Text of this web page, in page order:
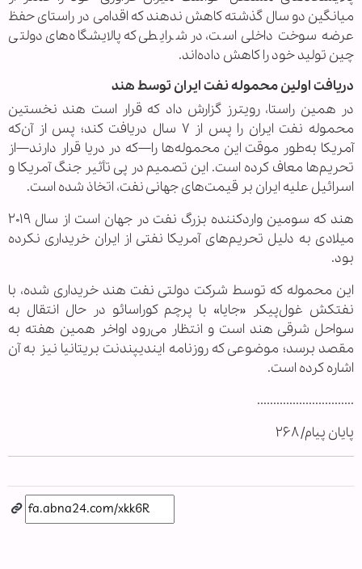
میانگین دو سال گذشته کاهش ندهند که اقدامی در راستای حفظ
عرضه سوخت داخلی است، در شرایطی که پالایشگاه‌های دولتی
چین تولید خود را کاهش داده‌اند.
دریافت اولین محموله نفت ایران توسط هند
در همین راستا، رویترز گزارش داد که قرار است هند نخستین
محموله نفت ایران را پس از ۷ سال دریافت کند؛ پس از آن‌که
آمریکا به‌طور موقت این محموله‌ها را—که در دریا قرار دارند—از
تحریم‌ها معاف کرده است. این تصمیم در پی تأثیر جنگ آمریکا و
اسرائیل علیه ایران بر قیمت‌های جهانی نفت، اتخاذ شده است.
هند که سومین واردکننده بزرگ نفت در جهان است از سال ۲۰۱۹
میلادی به دلیل تحریم‌های آمریکا نفتی از ایران خریداری نکرده
بود.
این محموله که توسط شرکت دولتی نفت هند خریداری شده، با
نفتکش غول‌پیکر «جایا» با پرچم کوراسائو در حال انتقال به
سواحل شرقی هند است و انتظار می‌رود اواخر همین هفته به
مقصد برسد؛ موضوعی که روزنامه ایندیپندنت بریتانیا نیز به آن
اشاره کرده است.
..............................
پایان پیام/ ۲۶۸